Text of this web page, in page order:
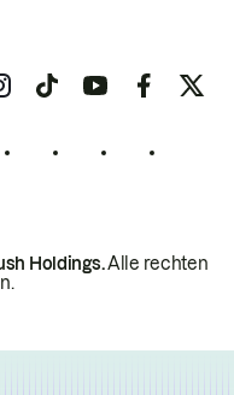
Holdings.Alle rechten